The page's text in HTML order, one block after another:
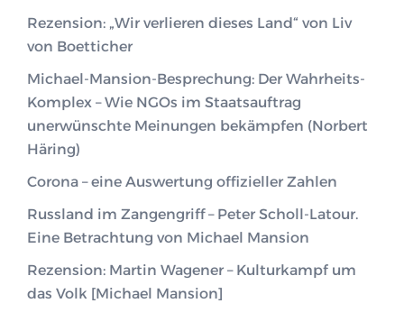
Rezension: „Wir verlieren dieses Land“ von Liv
von Boetticher
Michael-Mansion-Besprechung: Der Wahrheits-
Komplex – Wie NGOs im Staatsauftrag
unerwünschte Meinungen bekämpfen (Norbert
Häring)
Corona – eine Auswertung offizieller Zahlen
Russland im Zangengriff – Peter Scholl-Latour.
Eine Betrachtung von Michael Mansion
Rezension: Martin Wagener – Kulturkampf um
das Volk [Michael Mansion]